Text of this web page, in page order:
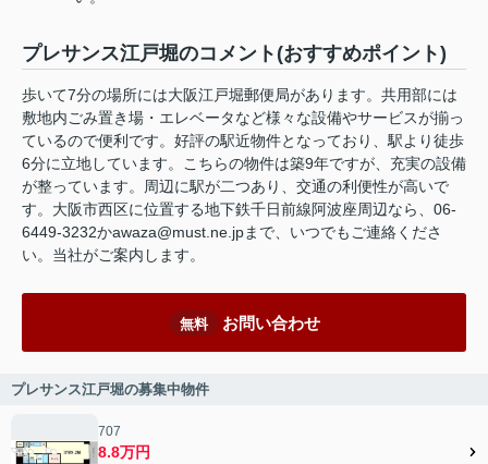
プレサンス江戸堀のコメント(おすすめポイント)
歩いて7分の場所には大阪江戸堀郵便局があります。共用部には
敷地内ごみ置き場・エレベータなど様々な設備やサービスが揃っ
ているので便利です。好評の駅近物件となっており、駅より徒歩
6分に立地しています。こちらの物件は築9年ですが、充実の設備
が整っています。周辺に駅が二つあり、交通の利便性が高いで
す。大阪市西区に位置する地下鉄千日前線阿波座周辺なら、06-
6449-3232かawaza@must.ne.jpまで、いつでもご連絡くださ
い。当社がご案内します。
無料 お問い合わせ
プレサンス江戸堀の募集中物件
707
8.8万円